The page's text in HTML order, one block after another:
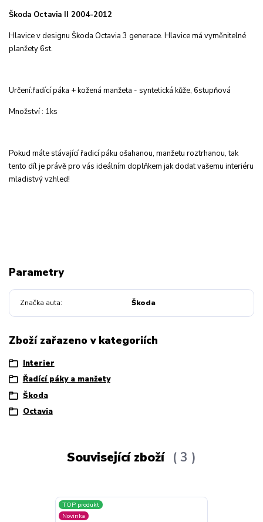
Škoda Octavia II 2004-2012
Hlavice v designu Škoda Octavia 3 generace. Hlavice má vyměnitelné
planžety 6st.
Určení:řadící páka + kožená manžeta - syntetická kůže, 6stupňová
Množství : 1ks
Pokud máte stávající řadicí páku ošahanou, manžetu roztrhanou, tak
tento díl je právě pro vás ideálním doplňkem jak dodat vašemu interiéru
mladistvý vzhled!
Parametry
Značka auta Škoda
Zboží zařazeno v kategoriích
Interier
Řadící páky a manžety
Škoda
Octavia
Související zboží 3
TOP produkt
Novinka